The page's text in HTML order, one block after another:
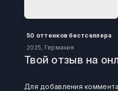
50 оттенков бестселлера
2025, Германия
Твой отзыв на
Для добавления